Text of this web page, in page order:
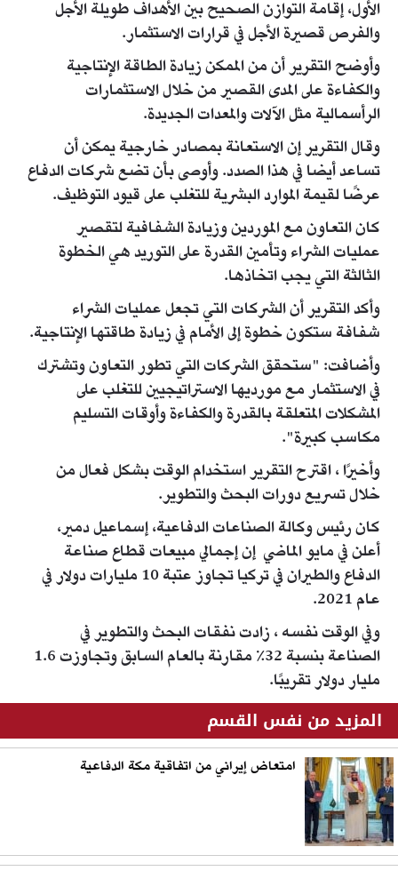
الأول، إقامة التوازن الصحيح بين الأهداف طويلة الأجل
والفرص قصيرة الأجل في قرارات الاستثمار.
وأوضح التقرير أن من الممكن زيادة الطاقة الإنتاجية
والكفاءة على المدى القصير من خلال الاستثمارات
الرأسمالية مثل الآلات والمعدات الجديدة.
وقال التقرير إن الاستعانة بمصادر خارجية يمكن أن
تساعد أيضا في هذا الصدد. وأوصى بأن تضع شركات الدفاع
عرضًا لقيمة الموارد البشرية للتغلب على قيود التوظيف.
كان التعاون مع الموردين وزيادة الشفافية لتقصير
عمليات الشراء وتأمين القدرة على التوريد هي الخطوة
الثالثة التي يجب اتخاذها.
وأكد التقرير أن الشركات التي تجعل عمليات الشراء
شفافة ستكون خطوة إلى الأمام في زيادة طاقتها الإنتاجية.
وأضافت: "ستحقق الشركات التي تطور التعاون وتشترك
في الاستثمار مع مورديها الاستراتيجيين للتغلب على
المشكلات المتعلقة بالقدرة والكفاءة وأوقات التسليم
مكاسب كبيرة".
وأخيرًا ، اقترح التقرير استخدام الوقت بشكل فعال من
خلال تسريع دورات البحث والتطوير.
كان رئيس وكالة الصناعات الدفاعية، إسماعيل دمير،
أعلن في مايو الماضي إن إجمالي مبيعات قطاع صناعة
الدفاع والطيران في تركيا تجاوز عتبة 10 مليارات دولار في
عام 2021.
وفي الوقت نفسه ، زادت نفقات البحث والتطوير في
الصناعة بنسبة 32٪ مقارنة بالعام السابق وتجاوزت 1.6
مليار دولار تقريبًا.
المزيد من نفس القسم
امتعاض إيراني من اتفاقية مكة الدفاعية